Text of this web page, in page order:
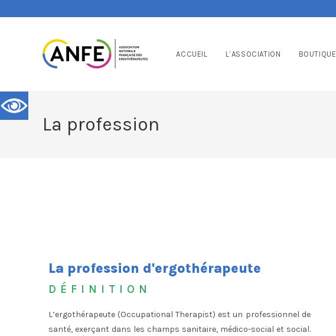
ACCUEIL L’ASSOCIATION BOUTIQUE
La profession
La profession d'ergothérapeute
DÉFINITION
L’ergothérapeute (Occupational Therapist) est un professionnel de
santé, exerçant dans les champs sanitaire, médico-social et social.